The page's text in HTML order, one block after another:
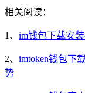
相关阅读：
1、 im钱包下载安
2、 imtoken钱包下
势